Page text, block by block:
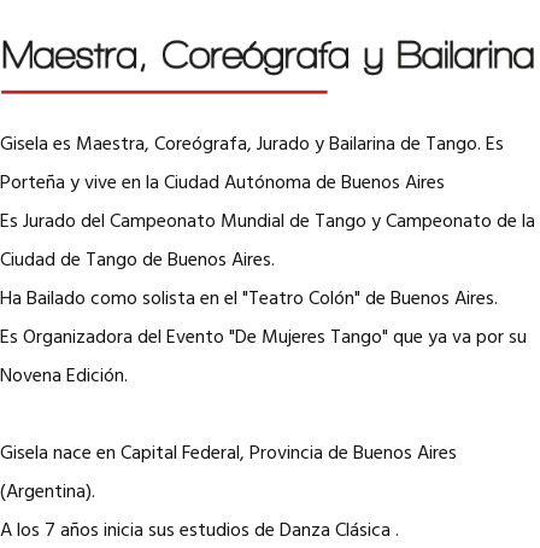
Gisela es Maestra, Coreógrafa, Jurado y Bailarina de Tango. Es
Porteña y vive en la Ciudad Autónoma de Buenos Aires
Es Jurado del Campeonato Mundial de Tango y Campeonato de la
Ciudad de Tango de Buenos Aires.
Ha Bailado como solista en el "Teatro Colón" de Buenos Aires.
Es Organizadora del Evento "De Mujeres Tango" que ya va por su
Novena Edición.
Gisela nace en Capital Federal, Provincia de Buenos Aires
(Argentina).
A los 7 años inicia sus estudios de Danza Clásica .